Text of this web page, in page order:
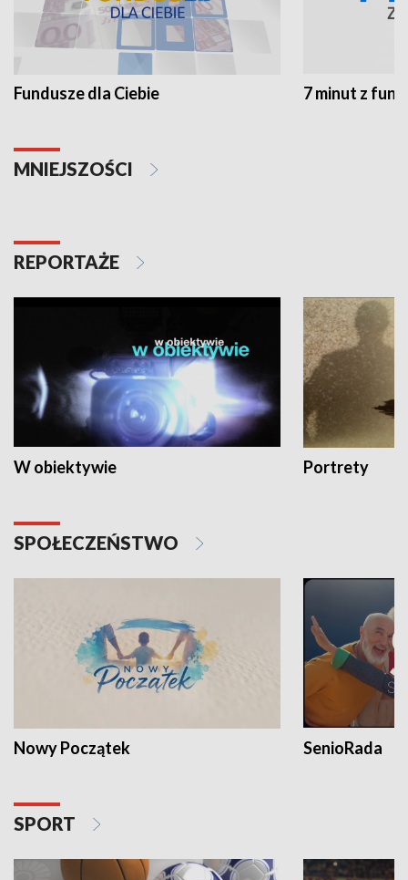
Fundusze dla Ciebie 7 minut z
MNIEJSZOŚCI
REPORTAŻE
W obiektywie Portrety
SPOŁECZEŃSTWO
Nowy Początek SenioRada
SPORT